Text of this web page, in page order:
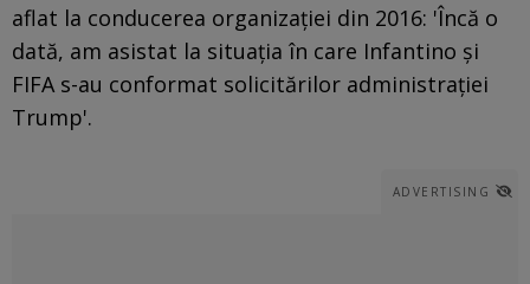
aflat la conducerea organizației din 2016: 'Încă o
dată, am asistat la situația în care Infantino și
FIFA s-au conformat solicitărilor administrației
Trump'.
ADVERTISING